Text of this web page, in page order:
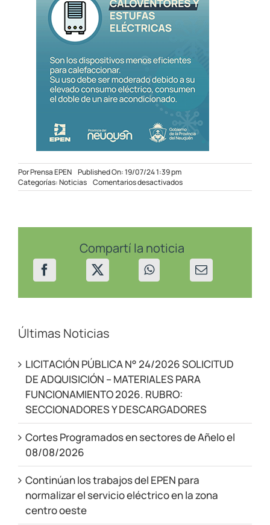
PorPrensa EPEN Published On: 19/07/24 1:39 pm
Categorías:Noticias Comentarios desactivadosen
El
plazo
de
inscripción
para
Compartí la noticia
Últimas Noticias
LICITACIÓN PÚBLICA N° 24/2026 SOLICITUD
DE ADQUISICIÓN – MATERIALES PARA
FUNCIONAMIENTO 2026. RUBRO:
SECCIONADORES Y DESCARGADORES
Cortes Programados en sectores de Añelo el
08/08/2026
Continúan los trabajos del EPEN para
normalizar el servicio eléctrico en la zona
centro oeste